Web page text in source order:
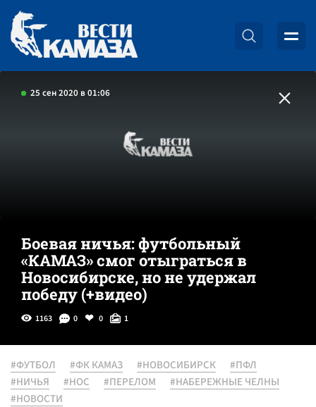
25 сен 2020 в 01:06
Боевая ничья: футбольный
«КАМАЗ» смог отыграться в
Новосибирске, но не удержал
победу (+видео)
1163 0 0 1
#ФУТБОЛ #ФК КАМАЗ #НОВОСИБИРСК
#ПФЛ
#НИЧЬЯ
#НОС #ПЕРЕЛОМ
#НАБЕРЕЖНЫЕ ЧЕЛНЫ
#НОВОСТИ